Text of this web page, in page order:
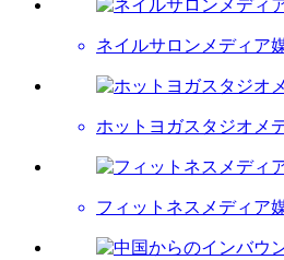
ネイルサロンメディア
ホットヨガスタジオメ
フィットネスメディア